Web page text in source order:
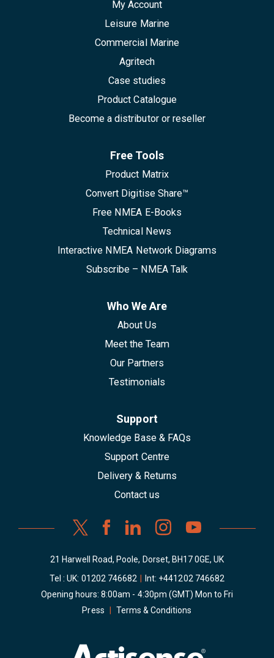
My Account
Leisure Marine
Commercial Marine
Agritech
Case studies
Product Catalogue
Become a distributor or reseller
Free Tools
Product Matrix
Convert Digitise Share™
Free NMEA E-Books
Technical News
Interactive NMEA Network Diagrams
Subscribe – NMEA Talk
Who We Are
About Us
Meet the Team
Our Partners
Testimonials
Support
Knowledge Base & FAQs
Support Centre
Delivery & Returns
Contact us
21 Harwell Road, Poole, Dorset, BH17 0GE, UK
Tel : UK: 01202 746682 Int: +441202 746682
Opening hours: 8:00am - 4:30pm (GMT) Mon to Fri
Press
Terms & Conditions